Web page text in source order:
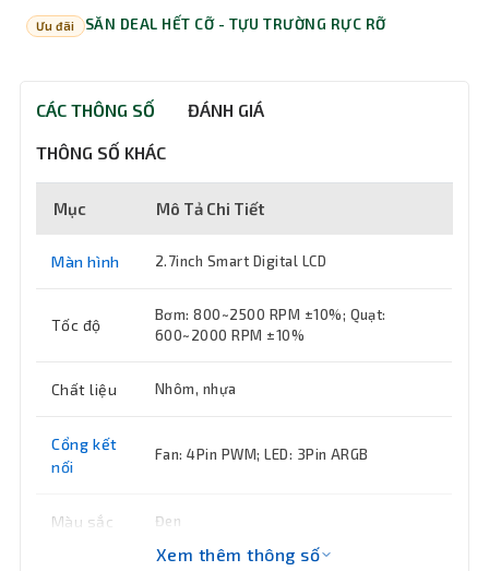
Ưu đãi SĂN DEAL HẾT CỠ - TỰU TRƯỜNG RỰC RỠ
CÁC THÔNG SỐ ĐÁNH GIÁ
THÔNG SỐ KHÁC
Mục Mô Tả Chi Tiết
Màn hình 2.7inch Smart Digital LCD
Tốc độ
Bơm: 800~2500 RPM ±10%; Quạt:
600~2000 RPM ±10%
Chất liệu Nhôm, nhựa
Cổng kết
nối
Fan: 4Pin PWM; LED: 3Pin ARGB
Màu sắc Đen
Xem thêm thông số